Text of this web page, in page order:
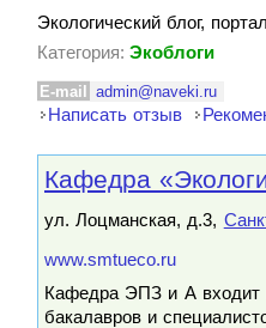
Экологический блог, портал
Категория: Экоблоги
E-mail admin@naveki.ru
Написать отзыв
Кафедра
ул. Лоцманская, д.3,
www.smtueco.ru
Кафедра ЭПЗ и А входит
бакалавров и